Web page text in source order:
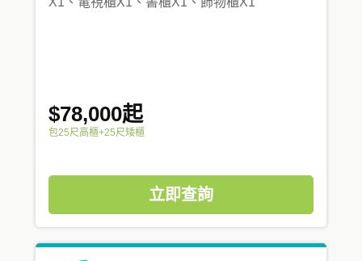
$78,000起
包25尺高櫃+25尺矮櫃
立即查詢